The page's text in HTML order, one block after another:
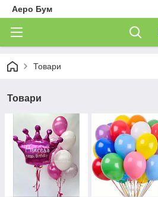
Аеро Бум
Товари
Товари